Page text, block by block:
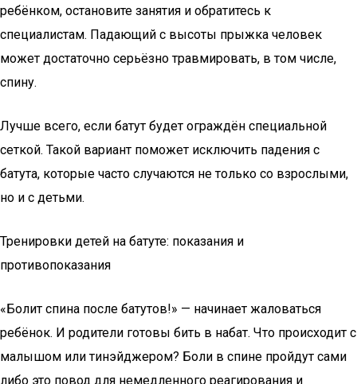
ребёнком, остановите занятия и обратитесь к
специалистам. Падающий с высоты прыжка человек
может достаточно серьёзно травмировать, в том числе,
спину.
Лучше всего, если батут будет ограждён специальной
сеткой. Такой вариант поможет исключить падения с
батута, которые часто случаются не только со взрослыми,
но и с детьми.
Тренировки детей на батуте: показания и
противопоказания
«Болит спина после батутов!» —­­­ начинает жаловаться
ребёнок. И родители готовы бить в набат. Что происходит с
малышом или тинэйджером? Боли в спине пройдут сами
либо это повод для немедленного реагирования и